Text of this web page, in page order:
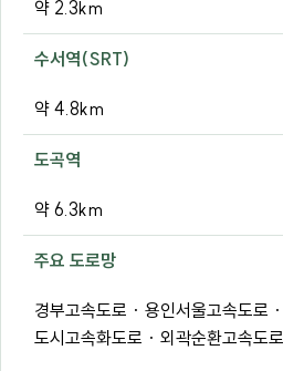
약 2.3km
수서역(SRT)
약 4.8km
도곡역
약 6.3km
주요 도로망
경부고속도로 · 용인서울고속도로
도시고속화도로 · 외곽순환고속도